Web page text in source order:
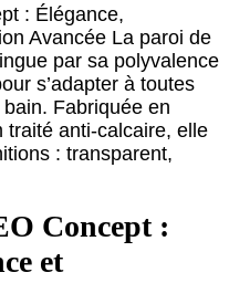
: Élégance,
Avancée La paroi de
par sa polyvalence
s’adapter à toutes
Fabriquée en
traité anti-calcaire, elle
: transparent,
Concept :
et